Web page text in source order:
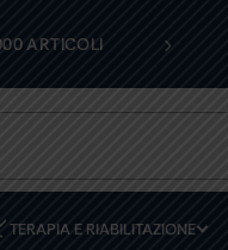
ARTICOLI ›
TERAPIA E RIABILITAZIONE